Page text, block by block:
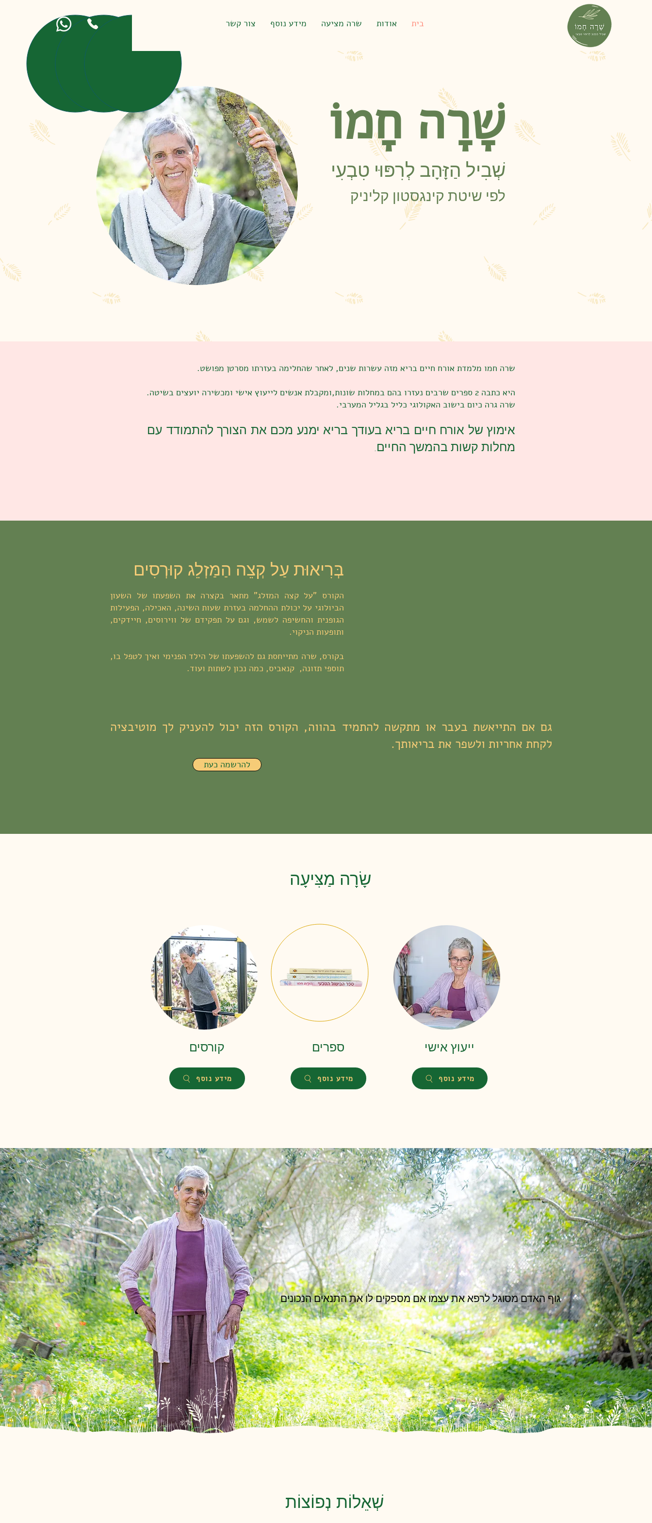
בית אודות שרה מציעה מידע נוסף צור קשר
שָׁרָה חָמוֹ
שְׁבִיל הַזָּהָב לְרִפּוּי טִבְעִי
לפי שיטת קינגסטון קליניק
שרה חמו מלמדת אורח חיים בריא מזה עשרות שנים, לאחר שהחלימה בעזרתו מסרטן מפושט.
היא כתבה 2 ספרים שרבים נעזרו בהם במחלות שונות,ומקבלת אנשים לייעוץ אישי ומכשירה יועצים בשיטה.
שרה גרה כיום בישוב האקולוגי כליל בגליל המערבי.
אימוץ של אורח חיים בריא בעודך בריא ימנע מכם את הצורך להתמודד עם
מחלות קשות בהמשך החיים.
בְּרִיאוּת עַל קְצֵה הַמַּזְלֵג קוּרְסִים
הקורס "על קצה המזלג" מתאר בקצרה את השפעתו של השעון
הביולוגי על יכולת ההחלמה בעזרת שעות השינה, האכילה, הפעילות
הגופנית והחשיפה לשמש, וגם על תפקידם של ווירוסים, חיידקים,
ותופעות הניקוי.
בקורס, שרה מתייחסת גם להשפעתו של הילד הפנימי ואיך לטפל בו,
תוספי תזונה, קנאביס, כמה נכון לשתות ועוד.
גם אם התייאשת בעבר או מתקשה להתמיד בהווה, הקורס הזה יכול להעניק לך מוטיבציה
לקחת אחריות ולשפר את בריאותך.
להרשמה כעת
שָׂרָה מַצִּיעָה
קורסים
מידע נוסף
ספרים
מידע נוסף
ייעוץ אישי
מידע נוסף
גוף האדם מסוגל לרפא את עצמו אם מספקים לו את התנאים הנכונים
שְׁאֵלוֹת נְפוֹצוֹת